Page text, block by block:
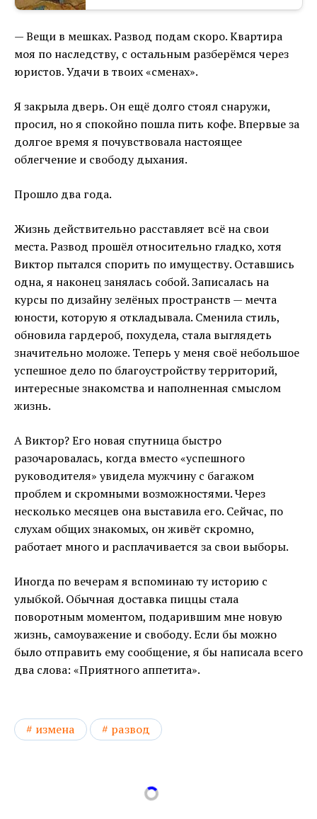
— Вещи в мешках. Развод подам скоро. Квартира
моя по наследству, с остальным разберёмся через
юристов. Удачи в твоих «сменах».
Я закрыла дверь. Он ещё долго стоял снаружи,
просил, но я спокойно пошла пить кофе. Впервые за
долгое время я почувствовала настоящее
облегчение и свободу дыхания.
Прошло два года.
Жизнь действительно расставляет всё на свои
места. Развод прошёл относительно гладко, хотя
Виктор пытался спорить по имуществу. Оставшись
одна, я наконец занялась собой. Записалась на
курсы по дизайну зелёных пространств — мечта
юности, которую я откладывала. Сменила стиль,
обновила гардероб, похудела, стала выглядеть
значительно моложе. Теперь у меня своё небольшое
успешное дело по благоустройству территорий,
интересные знакомства и наполненная смыслом
жизнь.
А Виктор? Его новая спутница быстро
разочаровалась, когда вместо «успешного
руководителя» увидела мужчину с багажом
проблем и скромными возможностями. Через
несколько месяцев она выставила его. Сейчас, по
слухам общих знакомых, он живёт скромно,
работает много и расплачивается за свои выборы.
Иногда по вечерам я вспоминаю ту историю с
улыбкой. Обычная доставка пиццы стала
поворотным моментом, подарившим мне новую
жизнь, самоуважение и свободу. Если бы можно
было отправить ему сообщение, я бы написала всего
два слова: «Приятного аппетита».
измена развод